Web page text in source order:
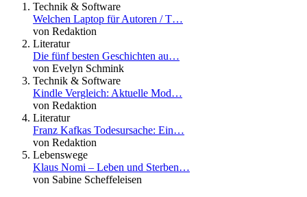
Technik & Software
Welchen Laptop für Autoren / T…
von Redaktion
Literatur
Die fünf besten Geschichten au…
von Evelyn Schmink
Technik & Software
Kindle Vergleich: Aktuelle Mod…
von Redaktion
Literatur
Franz Kafkas Todesursache: Ein…
von Redaktion
Lebenswege
Klaus Nomi – Leben und Sterben…
von Sabine Scheffeleisen